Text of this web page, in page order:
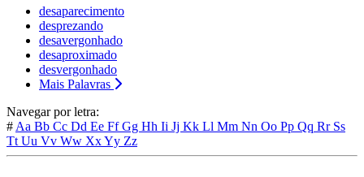
desaparecimento
desprezando
desavergonhado
desaproximado
desvergonhado
Mais Palavras
Navegar por letra:
# Aa Bb Cc Dd Ee FfGg Hh Ii Jj Kk Ll Mm Nn Oo Pp Qq Rr Ss
Tt Uu Vv Ww XxYy Zz